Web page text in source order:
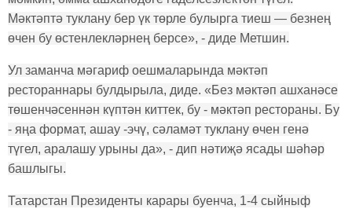
Мәктәптә туклану бер үк төрле булырга тиеш — безнең
өчен бу өстенлекләрнең берсе», - диде Метшин.
Ул заманча мәгариф оешмаларында мәктәп
рестораннары булдырыла, диде. «Без мәктәп ашханәсе
төшенчәсеннән күптән киттек, бу - мәктәп рестораны. Бу
- яңа формат, ашау -эчү, сәламәт туклану өчен генә
түгел, аралашу урыны да», - дип нәтиҗә ясады шәһәр
башлыгы.
Татарстан Президенты карары буенча, 1-4 сыйныф